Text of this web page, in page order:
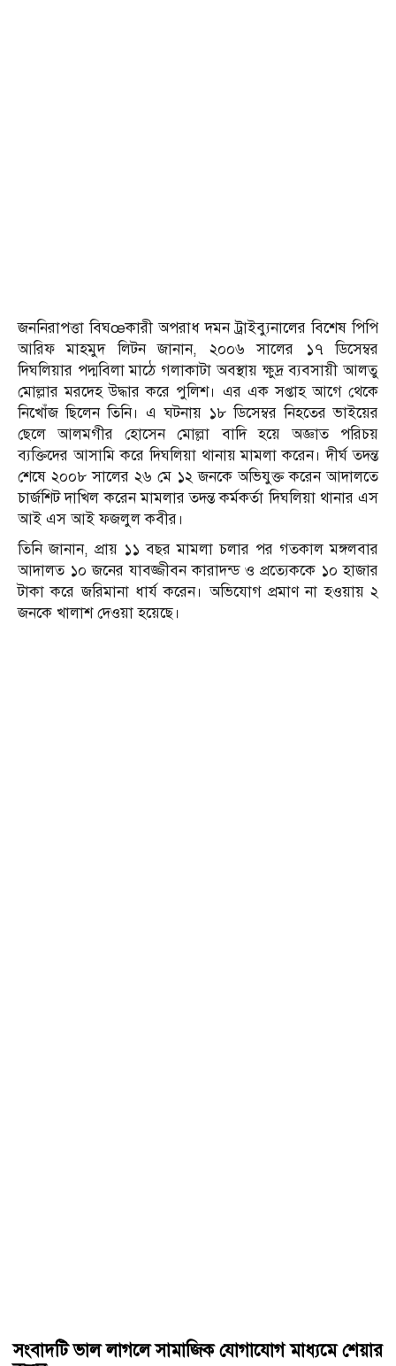
জননিরাপত্তা বিঘœকারী অপরাধ দমন ট্রাইব্যুনালের বিশেষ পিপি
আরিফ মাহমুদ লিটন জানান, ২০০৬ সালের ১৭ ডিসেম্বর
দিঘলিয়ার পদ্মবিলা মাঠে গলাকাটা অবস্থায় ক্ষুদ্র ব্যবসায়ী আলতু
মোল্লার মরদেহ উদ্ধার করে পুলিশ। এর এক সপ্তাহ আগে থেকে
নিখোঁজ ছিলেন তিনি। এ ঘটনায় ১৮ ডিসেম্বর নিহতের ভাইয়ের
ছেলে আলমগীর হোসেন মোল্লা বাদি হয়ে অজ্ঞাত পরিচয়
ব্যক্তিদের আসামি করে দিঘলিয়া থানায় মামলা করেন। দীর্ঘ তদন্ত
শেষে ২০০৮ সালের ২৬ মে ১২ জনকে অভিযুক্ত করেন আদালতে
চার্জশিট দাখিল করেন মামলার তদন্ত কর্মকর্তা দিঘলিয়া থানার এস
আই এস আই ফজলুল কবীর।
তিনি জানান, প্রায় ১১ বছর মামলা চলার পর গতকাল মঙ্গলবার
আদালত ১০ জনের যাবজ্জীবন কারাদন্ড ও প্রত্যেককে ১০ হাজার
টাকা করে জরিমানা ধার্য করেন। অভিযোগ প্রমাণ না হওয়ায় ২
জনকে খালাশ দেওয়া হয়েছে।
সংবাদটি ভাল লাগলে সামাজিক যোগাযোগ মাধ্যমে শেয়ার